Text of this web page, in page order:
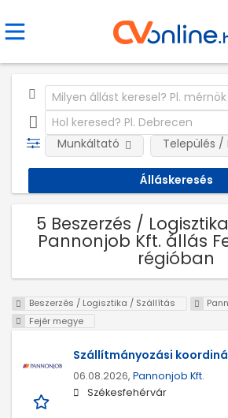
Munkáltató Település /
5 Beszerzés /
Pannonjob Kft. állás
régióban
Beszerzés / Logisztika / Szállítás
Fejér megye
Szállítmányozási
06.08.2026, Pannonjob Kft.
Székesfehérvár